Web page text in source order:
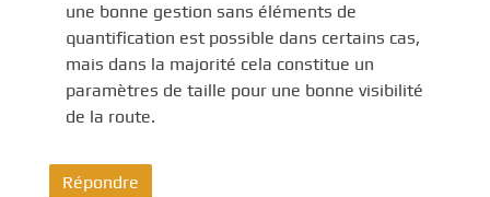
une bonne gestion sans éléments de
quantification est possible dans certains cas,
mais dans la majorité cela constitue un
paramètres de taille pour une bonne visibilité
de la route.
Répondre